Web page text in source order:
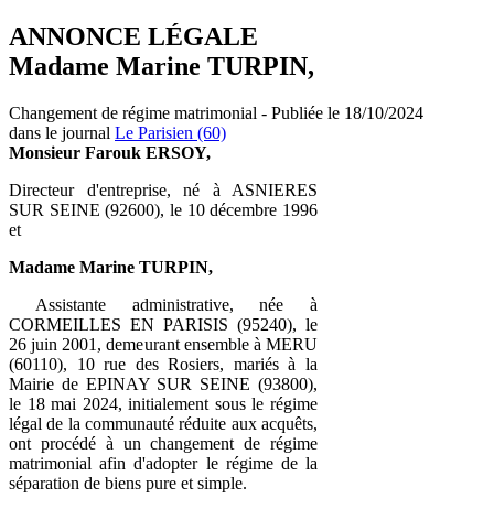
ANNONCE LÉGALE
Madame Marine TURPIN,
Changement de régime matrimonial - Publiée le 18/10/2024
dans le journal Le Parisien (60)
Monsieur Farouk ERSOY,
Directeur d'entreprise, né à ASNIERES
SUR SEINE (92600), le 10 décembre 1996
et
Madame Marine TURPIN,
Assistante administrative, née à
CORMEILLES EN PARISIS (95240), le
26 juin 2001, demeurant ensemble à MERU
(60110), 10 rue des Rosiers, mariés à la
Mairie de EPINAY SUR SEINE (93800),
le 18 mai 2024, initialement sous le régime
légal de la communauté réduite aux acquêts,
ont procédé à un changement de régime
matrimonial afin d'adopter le régime de la
séparation de biens pure et simple.